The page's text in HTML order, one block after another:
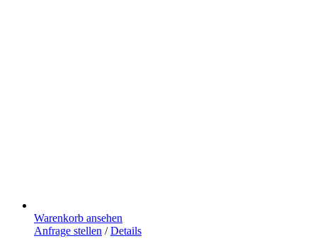
Warenkorb ansehen
Anfrage stellen / Details